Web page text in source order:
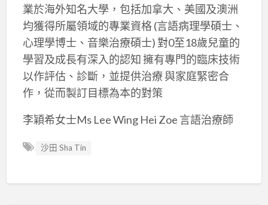
業於海外知名大學，包括加拿大、美國及澳洲
均獲得所屬領域的專業資格 (言語病理學碩士、
心理學博士、音樂治療碩士) 對0至18歲兒童的
學習及成長有深入的認知 擁有專門的臨床技術
以作評估、診斷，並提供治療 與家庭緊密合
作，從而製訂目標為本的對策
李穎希女士Ms Lee Wing Hei Zoe 言語治療師
沙田 Sha Tin